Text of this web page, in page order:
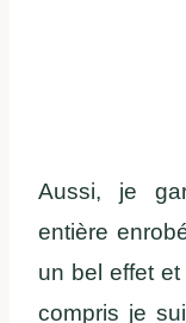
Aussi, je
entière
un bel effet et
compris je